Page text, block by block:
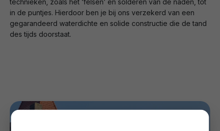
technieken, zoals het ‘felsen’ en solderen van de naden, tot
in de puntjes. Hierdoor ben je bij ons verzekerd van een
gegarandeerd waterdichte en solide constructie die de tand
des tijds doorstaat.